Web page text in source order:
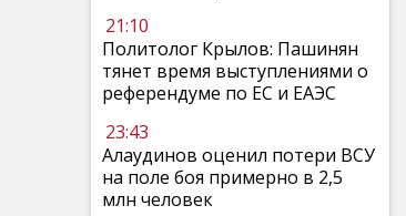
21:10
Политолог Крылов: Пашинян
тянет время выступлениями о
референдуме по ЕС и ЕАЭС
23:43
Алаудинов оценил потери ВСУ
на поле боя примерно в 2,5
млн человек